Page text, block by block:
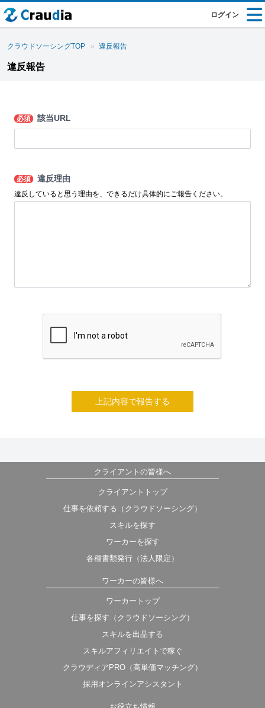
ログイン
クラウドソーシングTOP 違反報告
違反報告
必須 該当URL
必須 違反理由
違反していると思う理由を、できるだけ具体的にご報告ください。
上記内容で報告する
クライアントの皆様へ
クライアントトップ
仕事を依頼する（クラウドソーシング）
スキルを探す
ワーカーを探す
各種書類発行（法人限定）
ワーカーの皆様へ
ワーカートップ
仕事を探す（クラウドソーシング）
スキルを出品する
スキルアフィリエイトで稼ぐ
クラウディアPRO（高単価マッチング）
採用オンラインアシスタント